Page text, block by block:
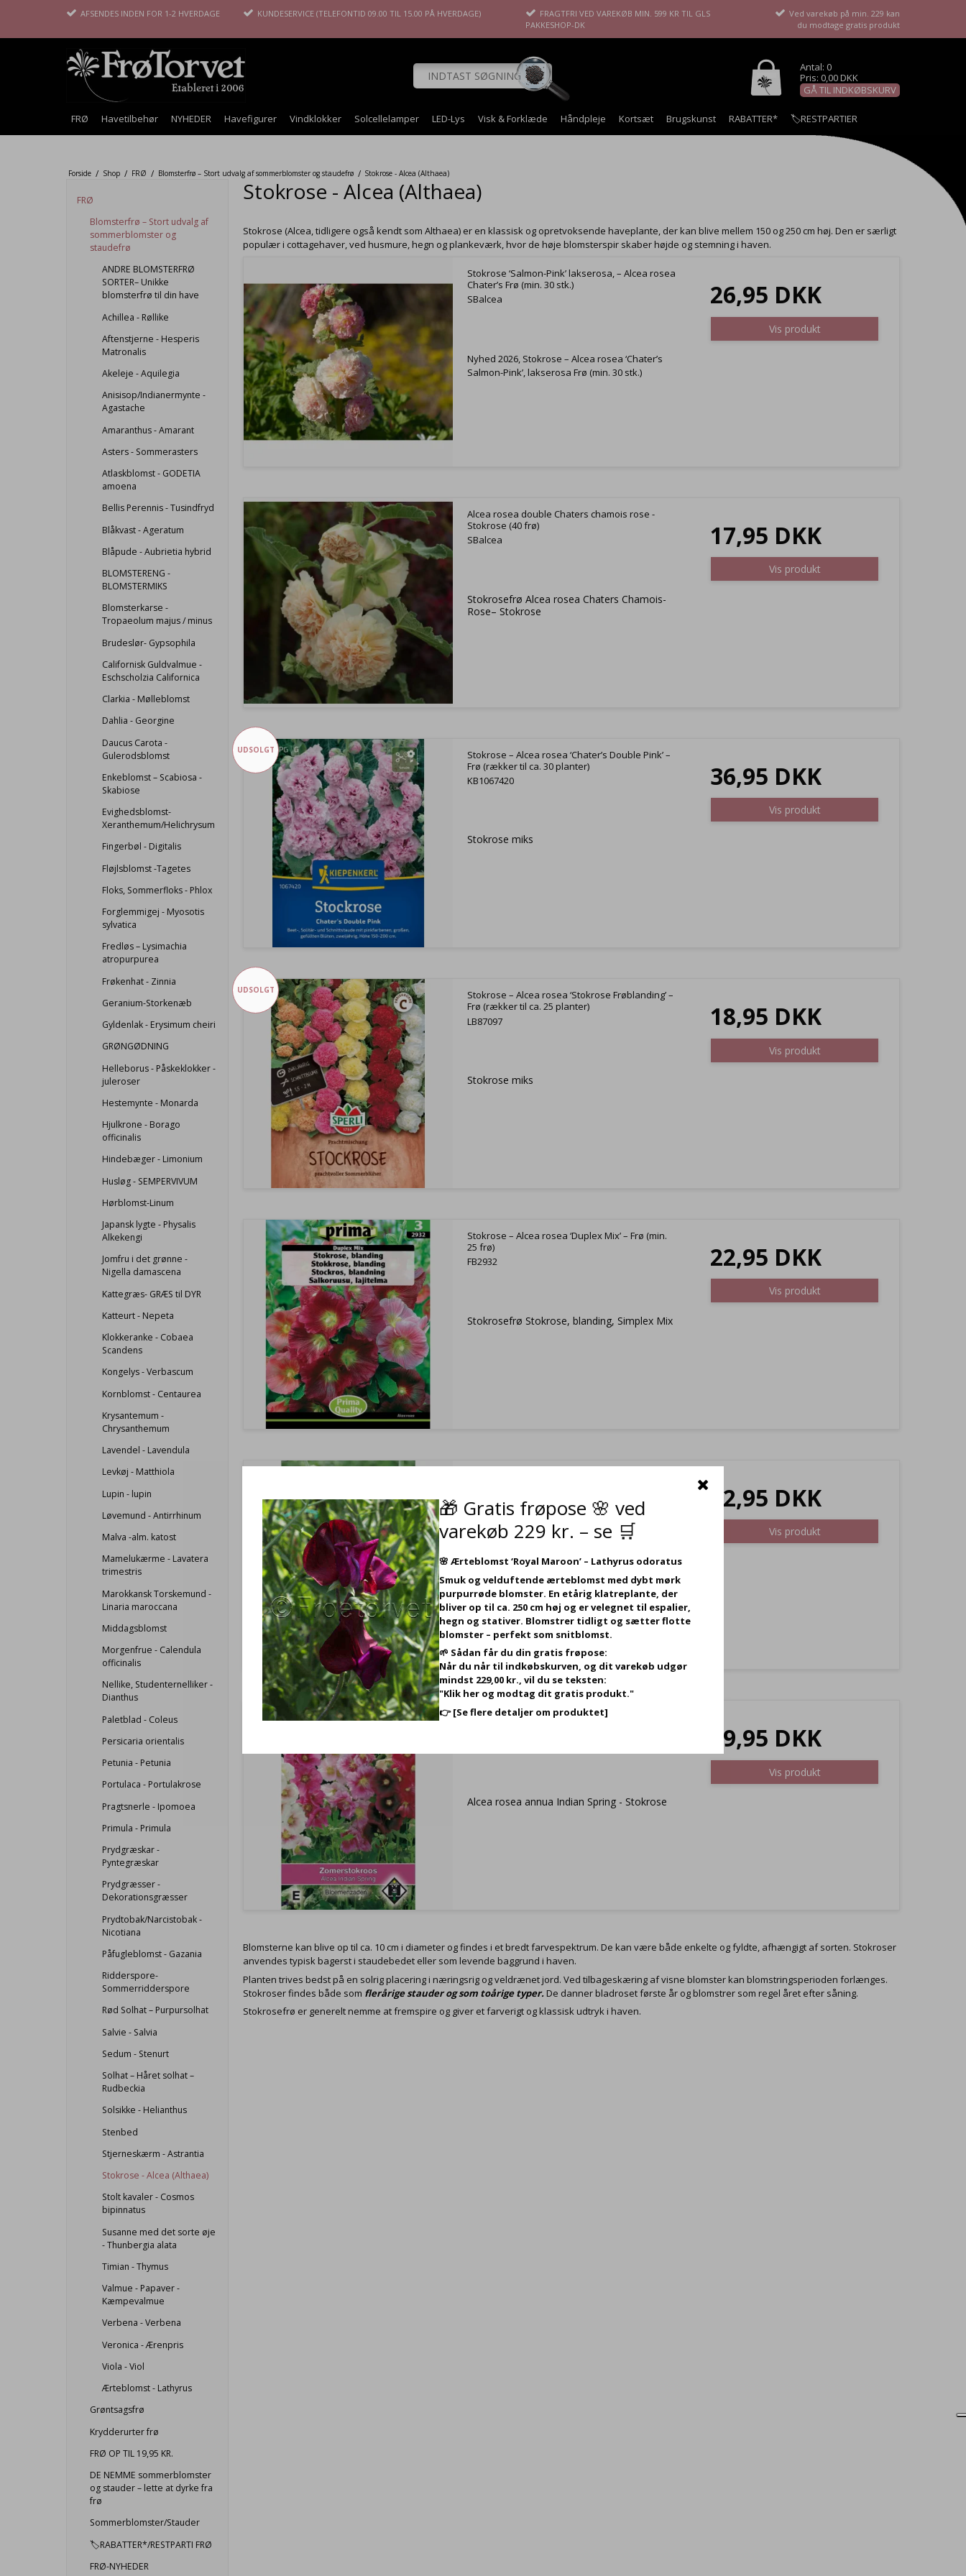
AFSENDES INDEN FOR 1-2 HVERDAGE KUNDESERVICE (TELEFONTID 09.00 TIL 15.00 PÅ HVERDAGE)
FRAGTFRI VED VAREKØB MIN. 599 KR TIL GLS
PAKKESHOP-DK
Ved varekøb på min. 229 kan
du modtage gratis produkt
Antal: 0
Pris: 0,00 DKK
GÅ TIL INDKØBSKURV
FRØ Havetilbehør NYHEDER Havefigurer Vindklokker Solcellelamper LED-Lys Visk & Forklæde Håndpleje Kortsæt Brugskunst RABATTER* 🏷️RESTPARTIER
Forside / Shop / FRØ / Blomsterfrø – Stort udvalg af sommerblomster og staudefrø / Stokrose - Alcea (Althaea)
FRØ
Blomsterfrø – Stort udvalg af
sommerblomster og
staudefrø
ANDRE BLOMSTERFRØ
SORTER– Unikke
blomsterfrø til din have
Achillea - Røllike
Aftenstjerne - Hesperis
Matronalis
Akeleje - Aquilegia
Anisisop/Indianermynte -
Agastache
Amaranthus - Amarant
Asters - Sommerasters
Atlaskblomst - GODETIA
amoena
Bellis Perennis - Tusindfryd
Blåkvast - Ageratum
Blåpude - Aubrietia hybrid
BLOMSTERENG -
BLOMSTERMIKS
Blomsterkarse -
Tropaeolum majus / minus
Brudeslør- Gypsophila
Californisk Guldvalmue -
Eschscholzia Californica
Clarkia - Mølleblomst
Dahlia - Georgine
Daucus Carota -
Gulerodsblomst
Enkeblomst – Scabiosa -
Skabiose
Evighedsblomst-
Xeranthemum/Helichrysum
Fingerbøl - Digitalis
Fløjlsblomst -Tagetes
Floks, Sommerfloks - Phlox
Forglemmigej - Myosotis
sylvatica
Fredløs – Lysimachia
atropurpurea
Frøkenhat - Zinnia
Geranium-Storkenæb
Gyldenlak - Erysimum cheiri
GRØNGØDNING
Helleborus - Påskeklokker -
juleroser
Hestemynte - Monarda
Hjulkrone - Borago
officinalis
Hindebæger - Limonium
Husløg - SEMPERVIVUM
Hørblomst-Linum
Japansk lygte - Physalis
Alkekengi
Jomfru i det grønne -
Nigella damascena
Kattegræs- GRÆS til DYR
Katteurt - Nepeta
Klokkeranke - Cobaea
Scandens
Kongelys - Verbascum
Kornblomst - Centaurea
Krysantemum -
Chrysanthemum
Lavendel - Lavendula
Levkøj - Matthiola
Lupin - lupin
Løvemund - Antirrhinum
Malva -alm. katost
Mamelukærme - Lavatera
trimestris
Marokkansk Torskemund -
Linaria maroccana
Middagsblomst
Morgenfrue - Calendula
officinalis
Nellike, Studenternelliker -
Dianthus
Paletblad - Coleus
Persicaria orientalis
Petunia - Petunia
Portulaca - Portulakrose
Pragtsnerle - Ipomoea
Primula - Primula
Prydgræskar -
Pyntegræskar
Prydgræsser -
Dekorationsgræsser
Prydtobak/Narcistobak -
Nicotiana
Påfugleblomst - Gazania
Ridderspore-
Sommerridderspore
Rød Solhat – Purpursolhat
Salvie - Salvia
Sedum - Stenurt
Solhat – Håret solhat –
Rudbeckia
Solsikke - Helianthus
Stenbed
Stjerneskærm - Astrantia
Stokrose - Alcea (Althaea)
Stolt kavaler - Cosmos
bipinnatus
Susanne med det sorte øje
- Thunbergia alata
Timian - Thymus
Valmue - Papaver -
Kæmpevalmue
Verbena - Verbena
Veronica - Ærenpris
Viola - Viol
Ærteblomst - Lathyrus
Grøntsagsfrø
Krydderurter frø
FRØ OP TIL 19,95 KR.
DE NEMME sommerblomster
og stauder – lette at dyrke fra
frø
Sommerblomster/Stauder
🏷️RABATTER*/RESTPARTI FRØ
FRØ-NYHEDER
Stokrose - Alcea (Althaea)
Stokrose (Alcea, tidligere også kendt som Althaea) er en klassisk og opretvoksende haveplante, der kan blive mellem 150 og 250 cm høj. Den er særligt
populær i cottagehaver, ved husmure, hegn og plankeværk, hvor de høje blomsterspir skaber højde og stemning i haven.
Stokrose ‘Salmon-Pink’ lakserosa, – Alcea rosea
Chater’s Frø (min. 30 stk.)
SBalcea
Nyhed 2026, Stokrose – Alcea rosea ‘Chater’s
Salmon-Pink’, lakserosa Frø (min. 30 stk.)
26,95 DKK
Vis produkt
Alcea rosea double Chaters chamois rose -
Stokrose (40 frø)
SBalcea
Stokrosefrø Alcea rosea Chaters Chamois-
Rose– Stokrose
17,95 DKK
Vis produkt
UDSOLGT
Stokrose – Alcea rosea ‘Chater’s Double Pink’ –
Frø (rækker til ca. 30 planter)
KB1067420
Stokrose miks
36,95 DKK
Vis produkt
UDSOLGT
Stokrose – Alcea rosea ‘Stokrose Frøblanding’ –
Frø (rækker til ca. 25 planter)
LB87097
Stokrose miks
18,95 DKK
Vis produkt
Stokrose – Alcea rosea ‘Duplex Mix’ – Frø (min.
25 frø)
FB2932
Stokrosefrø Stokrose, blanding, Simplex Mix
22,95 DKK
Vis produkt
VB36410
Stokrosefrø Alcea Rosea Nigra – Sort
Stokrose
32,95 DKK
Vis produkt
Stokrose- Alcea rosea annua Indian Spring -
Alcea rosea annua Indian Spring - Stokrose
29,95 DKK
Vis produkt
Blomsterne kan blive op til ca. 10 cm i diameter og findes i et bredt farvespektrum. De kan være både enkelte og fyldte, afhængigt af sorten. Stokroser
anvendes typisk bagerst i staudebedet eller som levende baggrund i haven.
Planten trives bedst på en solrig placering i næringsrig og veldrænet jord. Ved tilbageskæring af visne blomster kan blomstringsperioden forlænges.
Stokroser findes både som flerårige stauder og som toårige typer.De danner bladroset første år og blomstrer som regel året efter såning.
Stokrosefrø er generelt nemme at fremspire og giver et farverigt og klassisk udtryk i haven.
🎁 Gratis frøpose 🌸 ved
varekøb 229 kr. – se 🛒
🌸 Ærteblomst ‘Royal Maroon’ – Lathyrus odoratus
Smuk og velduftende ærteblomst med dybt mørk
purpurrøde blomster. En etårig klatreplante, der
bliver op til ca. 250 cm høj og er velegnet til espalier,
hegn og stativer. Blomstrer tidligt og sætter flotte
blomster – perfekt som snitblomst.
🌱 Sådan får du din gratis frøpose:
Når du når til indkøbskurven, og dit varekøb udgør
mindst 229,00 kr., vil du se teksten:
"Klik her og modtag dit gratis produkt."
👉[Se flere detaljer om produktet]